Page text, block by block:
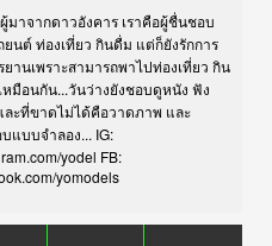
มาจากดาวอังคาร เราคือผู้ชื่นชอบ
ยนต์ ท่องเที่ยว กินดื่ม แต่ก็ยังรักการ
านเพราะสามารถพาไปท่องเที่ยว กิน
หมือนกัน...วันว่างยังชอบดูหนัง ฟัง
ละที่ขาดไม่ได้คือวาดภาพ และ
แบบจำลอง... IG:
yodel FB:
yomodels